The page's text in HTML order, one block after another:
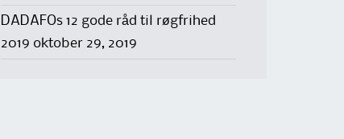
DADAFOs 12 gode råd til røgfrihed
2019 oktober 29, 2019